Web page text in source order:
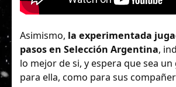
Asimismo, la experimentada
pasos en Selección Argentina,
lo mejor de si, y espera que sea
para ella, como para sus